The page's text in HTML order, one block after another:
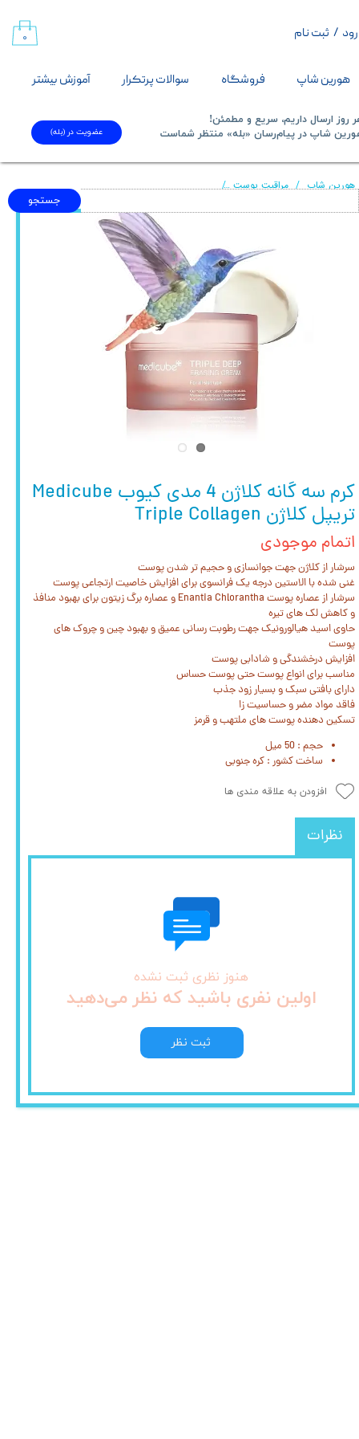
هورین شاپ فروشگاه سوالات پرتکرار آموزش بیشتر
/ ثبت نام
حساب کاربری من
تغییر گذر واژه
خروج از حساب کاربری
۰
جستجو
روز ارسال داریم، سریع و مطمئن!
شاپ در پیام‌رسان «بله» منتظر شماست​​​​​​​
عضویت در (بله)
هورین شاپ مراقبت پوست کرم سه گانه کلاژن 4 مدی کیوب Medicube تریپل کلاژن Triple Collagen
کرم سه گانه کلاژن 4 مدی کیوب Medicube
تریپل کلاژن Triple Collagen
اتمام موجودی
سرشار از کلاژن جهت جوانسازی و حجیم تر شدن پوست
غنی شده با الاستین درجه یک فرانسوی برای افزایش خاصیت ارتجاعی پوست
سرشار از عصاره پوست Enantia Chlorantha و عصاره برگ زیتون برای بهبود منافذ
و کاهش لک های تیره
حاوی اسید هیالورونیک جهت رطوبت رسانی عمیق و بهبود چین و چروک های
پوست
افزایش درخشندگی و شادابی پوست
مناسب برای انواع پوست حتی پوست حساس
دارای بافتی سبک و بسیار زود جذب
فاقد مواد مضر و حساسیت زا
تسکین دهنده پوست های ملتهب و قرمز
حجم : 50 میل
ساخت کشور : کره جنوبی
افزودن به علاقه مندی ها
نظرات
هنوز نظری ثبت نشده
اولین نفری باشید که نظر می‌دهید
ثبت نظر